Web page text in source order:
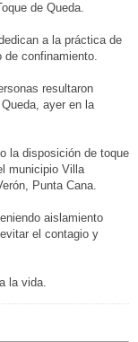
de Queda.
a la práctica de
de confinamiento.
resultaron
ayer en la
la disposición de toque
municipio Villa
Punta Cana.
aislamiento
el contagio y
la vida.